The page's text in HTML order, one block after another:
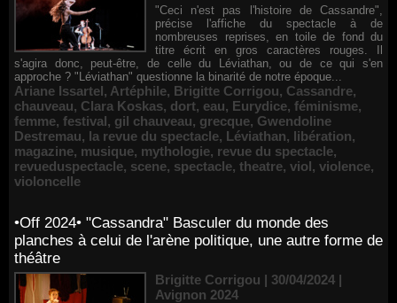
"Ceci n'est pas l'histoire de Cassandre",
précise l'affiche du spectacle à de
nombreuses reprises, en toile de fond du
titre écrit en gros caractères rouges. Il
s'agira donc, peut-être, de celle du Léviathan, ou de ce qui s'en
approche ? "Léviathan" questionne la binarité de notre époque...
Ariane Issartel, Artéphile, Brigitte Corrigou, Cassandre,
chauveau, Clara Koskas, dort, eau, Eurydice, féminisme,
femme, festival, gil chauveau, grecque, Gwendoline
Destremau, la revue du spectacle, Léviathan, libération,
magazine, musique, mythologie, revue du spectacle,
revueduspectacle, scene, spectacle, theatre, viol, violence,
violoncelle
•Off 2024• "Cassandra" Basculer du monde des
planches à celui de l'arène politique, une autre forme de
théâtre
Brigitte Corrigou | 30/04/2024 |
Avignon 2024